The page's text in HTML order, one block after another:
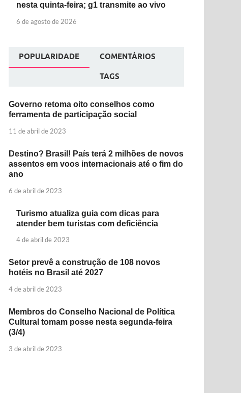
nesta quinta-feira; g1 transmite ao vivo
6 de agosto de 2026
POPULARIDADE COMENTÁRIOS
TAGS
Governo retoma oito conselhos como
ferramenta de participação social
11 de abril de 2023
Destino? Brasil! País terá 2 milhões de novos
assentos em voos internacionais até o fim do
ano
6 de abril de 2023
Turismo atualiza guia com dicas para
atender bem turistas com deficiência
4 de abril de 2023
Setor prevê a construção de 108 novos
hotéis no Brasil até 2027
4 de abril de 2023
Membros do Conselho Nacional de Política
Cultural tomam posse nesta segunda-feira
(3/4)
3 de abril de 2023